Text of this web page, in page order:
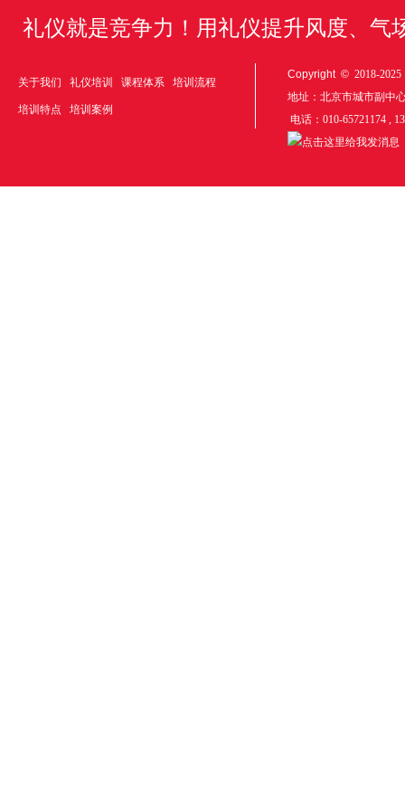
礼仪就是竞争力！用礼仪提升风度、气
关于我们 礼仪培训 课程体系 培训流程
培训特点 培训案例
Copyright © 2018-
地址：北京市城市副中
电话：010-65721174 ,